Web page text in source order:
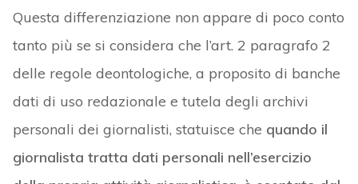
Questa differenziazione non appare di poco conto
tanto più se si considera che l’art. 2 paragrafo 2
delle regole deontologiche, a proposito di banche
dati di uso redazionale e tutela degli archivi
personali dei giornalisti, statuisce che quando il
giornalista tratta dati personali nell’esercizio